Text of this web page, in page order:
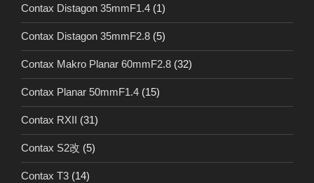
Contax Distagon 35mmF1.4 (1)
Contax Distagon 35mmF2.8 (5)
Contax Makro Planar 60mmF2.8 (32)
Contax Planar 50mmF1.4 (15)
Contax RXII (31)
Contax S2改 (5)
Contax T3 (14)